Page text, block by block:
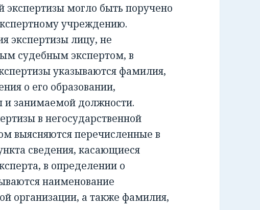
экспертизы могло быть поручено
учреждению.
экспертизы лицу, не
судебным экспертом, в
указываются фамилия,
о его образовании,
и занимаемой должности.
в негосударственной
выясняются перечисленные в
сведения, касающиеся
в определении о
наименование
организации, а также фамилия,